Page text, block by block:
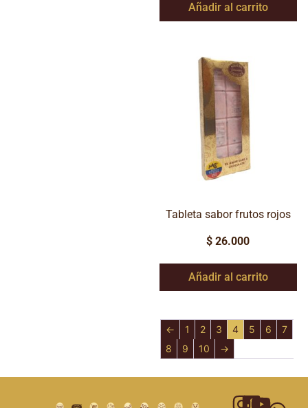
Añadir al carrito
Tableta sabor frutos rojos
$ 26.000
Añadir al carrito
← 1 2 3 4 5 6
7
8
9 10 →